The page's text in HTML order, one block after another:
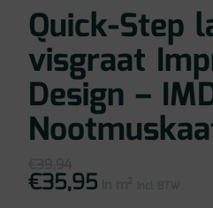
Quick-Step
visgraat
Design –
Oorspronkelijke
prijs
was:
€35,95Huidige
prijs